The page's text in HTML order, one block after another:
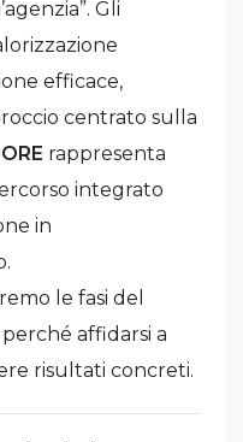
Gli
efficace,
centrato sulla
rappresenta
integrato
in
le fasi del
affidarsi a
risultati concreti.